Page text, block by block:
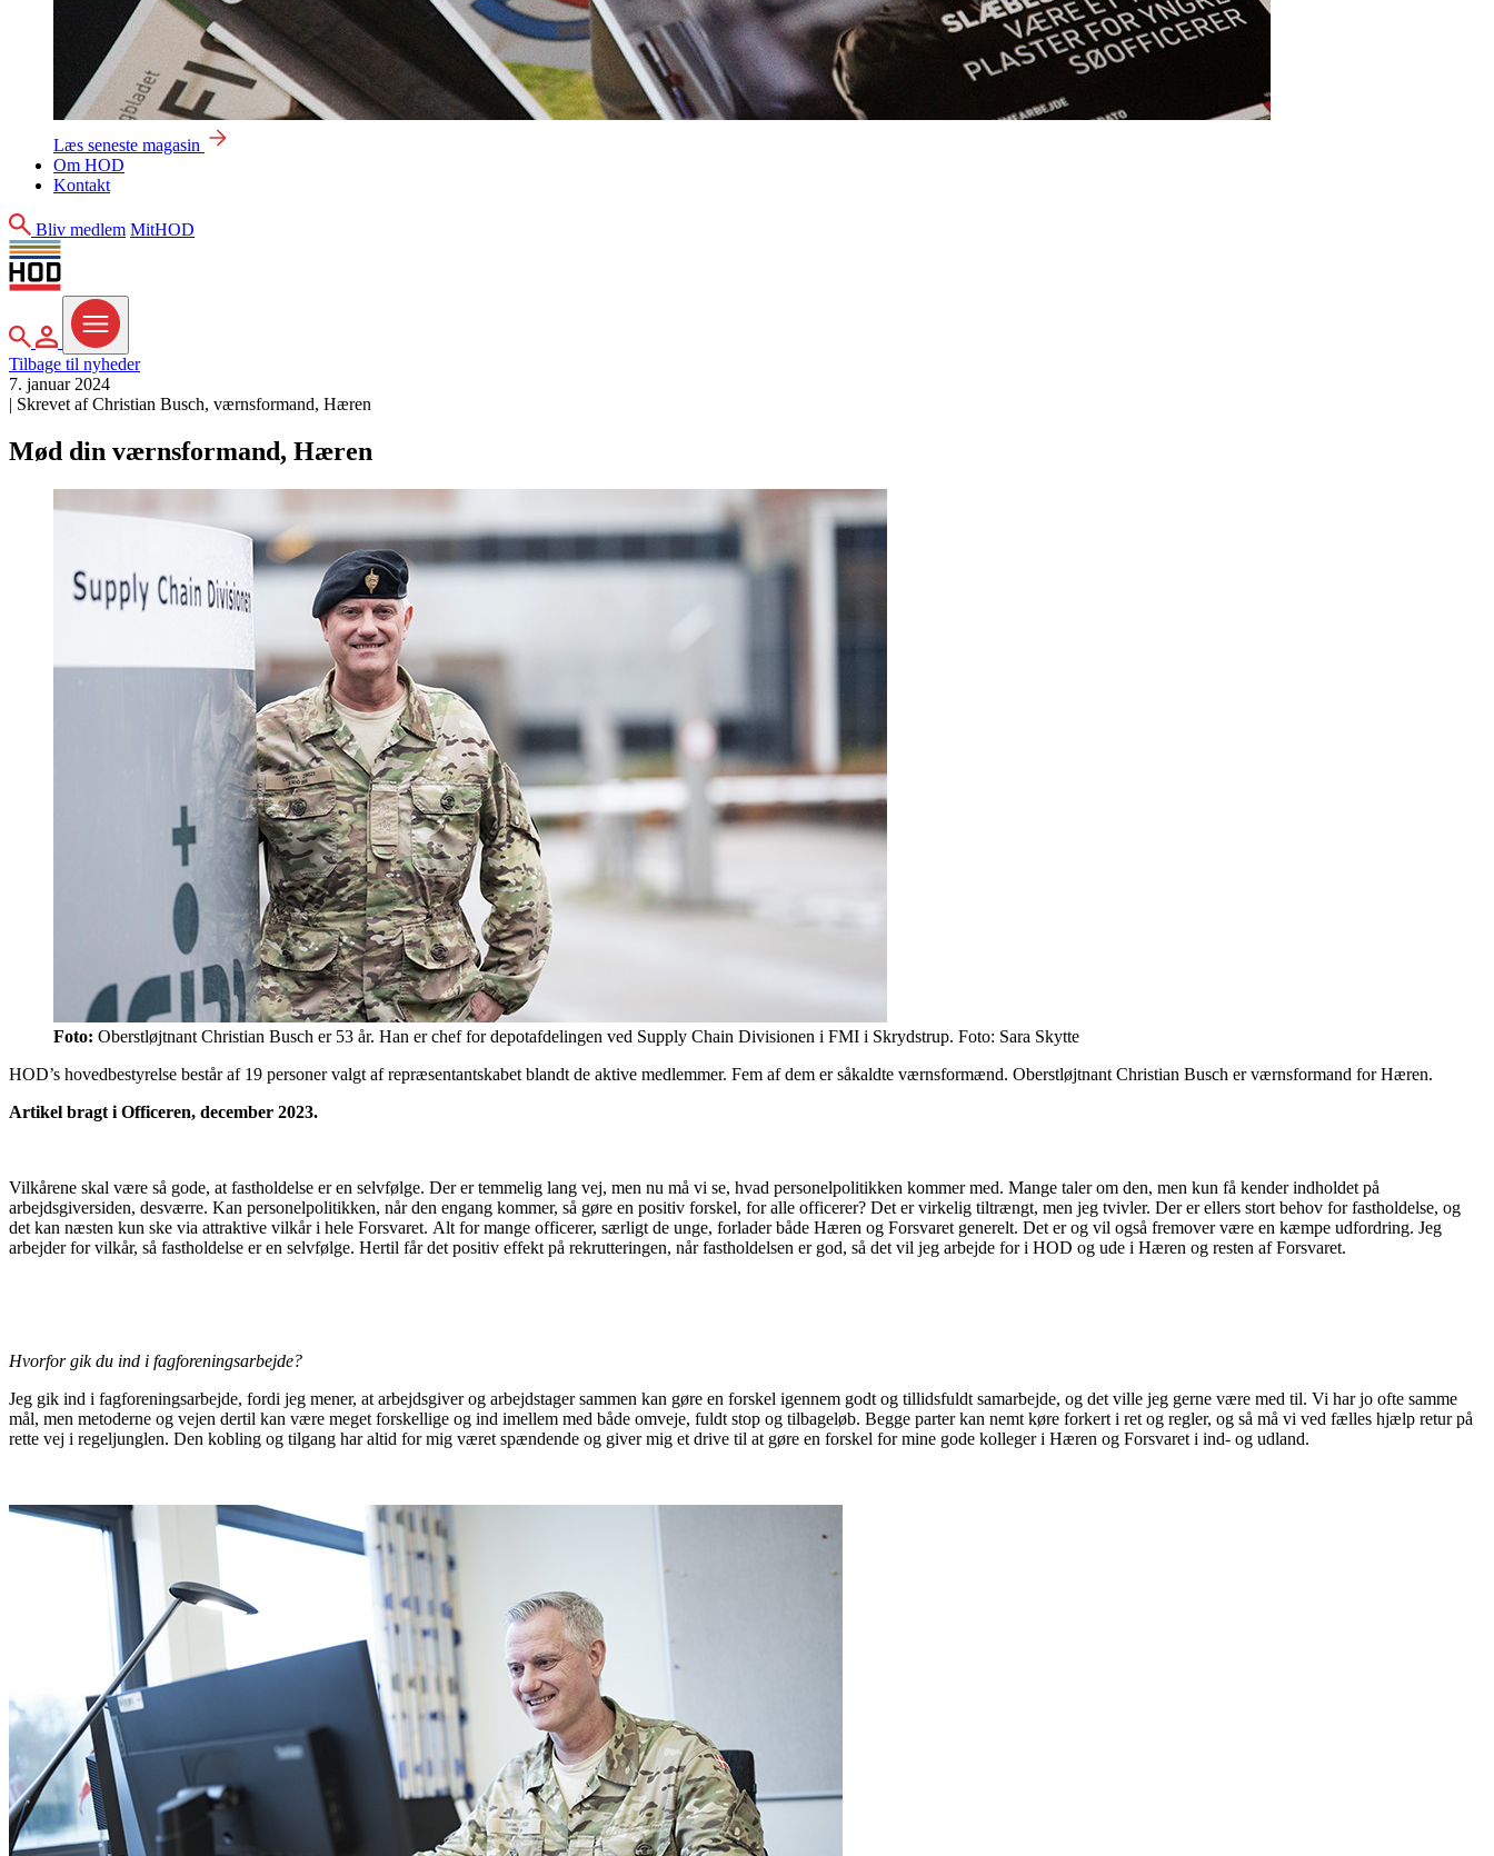
Læs seneste magasin
Om HOD
Kontakt
Søg
Bliv medlem MitHOD
MitHOD
Menu
Tilbage til nyheder
7. januar 2024
| Skrevet af Christian Busch, værnsformand, Hæren
Mød din værnsformand, Hæren
Foto: Oberstløjtnant Christian Busch er 53 år. Han er chef for depotafdelingen ved Supply Chain Divisionen i FMI i Skrydstrup. Foto: Sara Skytte
HOD’s hovedbestyrelse består af 19 personer valgt af repræsentantskabet blandt de aktive medlemmer. Fem af dem er såkaldte værnsformænd. Oberstløjtnant Christian Busch er værnsformand for Hæren.
Artikel bragt i Officeren, december 2023.
Vilkårene skal være så gode, at fastholdelse er en selvfølge. Der er temmelig lang vej, men nu må vi se, hvad personelpolitikken kommer med. Mange taler om den, men kun få kender indholdet på
arbejdsgiversiden, desværre. Kan personelpolitikken, når den engang kommer, så gøre en positiv forskel, for alle officerer? Det er virkelig tiltrængt, men jeg tvivler. Der er ellers stort behov for fastholdelse, og
det kan næsten kun ske via attraktive vilkår i hele Forsvaret. Alt for mange officerer, særligt de unge, forlader både Hæren og Forsvaret generelt. Det er og vil også fremover være en kæmpe udfordring. Jeg
arbejder for vilkår, så fastholdelse er en selvfølge. Hertil får det positiv effekt på rekrutteringen, når fastholdelsen er god, så det vil jeg arbejde for i HOD og ude i Hæren og resten af Forsvaret.
Hvorfor gik du ind i fagforeningsarbejde?
Jeg gik ind i fagforeningsarbejde, fordi jeg mener, at arbejdsgiver og arbejdstager sammen kan gøre en forskel igennem godt og tillidsfuldt samarbejde, og det ville jeg gerne være med til. Vi har jo ofte samme
mål, men metoderne og vejen dertil kan være meget forskellige og ind imellem med både omveje, fuldt stop og tilbageløb. Begge parter kan nemt køre forkert i ret og regler, og så må vi ved fælles hjælp retur på
rette vej i regeljunglen. Den kobling og tilgang har altid for mig været spændende og giver mig et drive til at gøre en forskel for mine gode kolleger i Hæren og Forsvaret i ind- og udland.